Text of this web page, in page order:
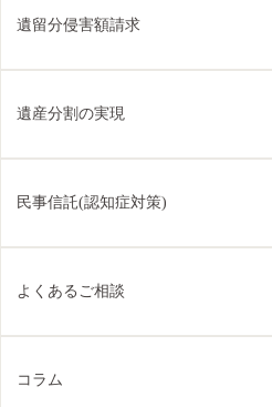
遺留分侵害額請求
遺産分割の実現
民事信託(認知症対策)
よくあるご相談
コラム